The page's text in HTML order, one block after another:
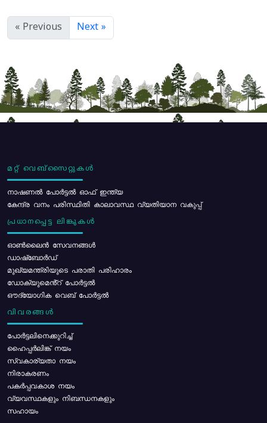
« Previous Next »
മറ്റ് വെബ്സൈറ്റുകൾ
നാഷണൽ പോർട്ടൽ ഓഫ് ഇന്ത്യ
കേന്ദ്ര വനം പരിസ്ഥിതി കാലാവസ്ഥ വ്യതിയാന വകുപ്പ്
പ്രധാനപ്പെട്ട ലിങ്കുകൾ
ഓൺലൈൻ സേവനങ്ങൾ
ഡാഷ്ബോർഡ്
മുഖ്യമന്ത്രിയുടെ പരാതി പരിഹാരം
ഡോക്യുമെൻ്റ് പോർട്ടൽ
ഔദ്യോഗിക വെബ് പോർട്ടൽ
വിവരങ്ങൾ
പോര്‍ട്ടലിനെക്കുറിച്ച്
ഹൈപ്പർലിങ്ക് നയം
സ്വകാര്യതാ നയം
നിരാകരണം
പകർപ്പവകാശ നയം
വ്യവസ്ഥകളും നിബന്ധനകളും
സഹായം